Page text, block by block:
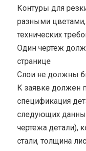
Контуры для
разными
технических
Один чертеж
странице
Cлои не должны
К заявке должен
спецификация
следующих
чертежа детали),
стали, толщина